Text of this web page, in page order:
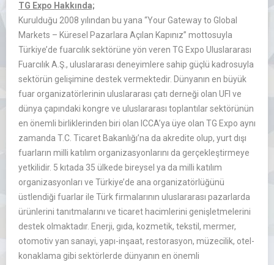
TG Expo Hakkında;
Kurulduğu 2008 yılından bu yana “Your Gateway to Global
Markets – Küresel Pazarlara Açılan Kapınız” mottosuyla
Türkiye’de fuarcılık sektörüne yön veren TG Expo Uluslararası
Fuarcılık A.Ş., uluslararası deneyimlere sahip güçlü kadrosuyla
sektörün gelişimine destek vermektedir. Dünyanın en büyük
fuar organizatörlerinin uluslararası çatı derneği olan UFI ve
dünya çapındaki kongre ve uluslararası toplantılar sektörünün
en önemli birliklerinden biri olan ICCA’ya üye olan TG Expo aynı
zamanda T.C. Ticaret Bakanlığı’na da akredite olup, yurt dışı
fuarların milli katılım organizasyonlarını da gerçekleştirmeye
yetkilidir. 5 kıtada 35 ülkede bireysel ya da milli katılım
organizasyonları ve Türkiye’de ana organizatörlüğünü
üstlendiği fuarlar ile Türk firmalarının uluslararası pazarlarda
ürünlerini tanıtmalarını ve ticaret hacimlerini genişletmelerini
destek olmaktadır. Enerji, gıda, kozmetik, tekstil, mermer,
otomotiv yan sanayi, yapı-inşaat, restorasyon, müzecilik, otel-
konaklama gibi sektörlerde dünyanın en önemli